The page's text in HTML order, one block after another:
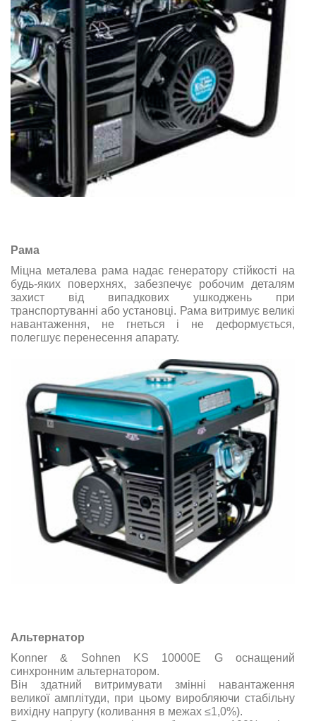
Рама
Міцна металева рама надає генератору стійкості на
будь-яких поверхнях, забезпечує робочим деталям
захист від випадкових ушкоджень при
транспортуванні або установці. Рама витримує великі
навантаження, не гнеться і не деформується,
полегшує перенесення апарату.
Альтернатор
Konner & Sohnen KS 10000E G оснащений
синхронним альтернатором.
Він здатний витримувати змінні навантаження
великої амплітуди, при цьому виробляючи стабільну
вихідну напругу (коливання в межах ≤1,0%).